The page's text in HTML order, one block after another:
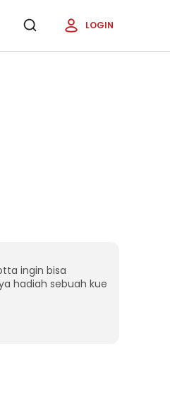
LOGIN
ingin bisa
hadiah sebuah kue